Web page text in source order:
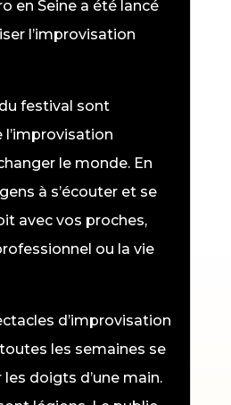
en Seine a été lancé
l’improvisation
festival sont
l’improvisation
le monde. En
à s’écouter et se
avec vos proches,
ou la vie
d’improvisation
les semaines se
doigts d’une main.